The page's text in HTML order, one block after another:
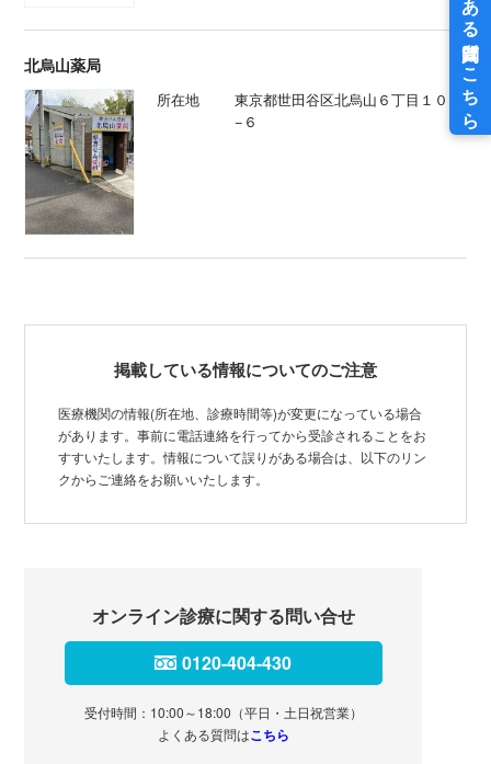
北烏山薬局
所在地
東京都世田谷区北烏山６丁目１０
−６
掲載している情報についてのご注意
医療機関の情報(所在地、診療時間等)が変更になっている場合
があります。事前に電話連絡を行ってから受診されることをお
すすいたします。情報について誤りがある場合は、以下のリン
クからご連絡をお願いいたします。
オンライン診療に関する問い合せ
0120-404-430
受付時間：10:00～18:00（平日・土日祝営業）
よくある質問はこちら